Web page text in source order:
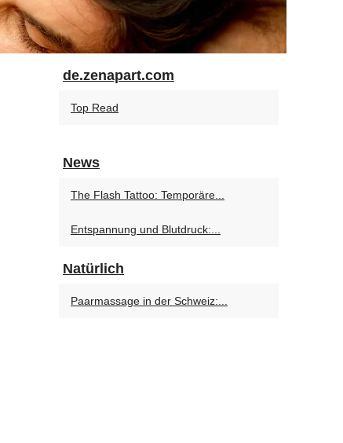
de.zenapart.com
Top Read
News
The Flash Tattoo: Temporäre...
Entspannung und Blutdruck:...
Natürlich
Paarmassage in der Schweiz:...